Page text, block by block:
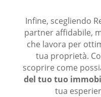
Infine, scegliendo
partner affidabile,
che lavora per
tua proprietà.
scoprire come
del tuo tuo
tua